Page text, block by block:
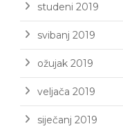
studeni 2019
svibanj 2019
ožujak 2019
veljača 2019
siječanj 2019